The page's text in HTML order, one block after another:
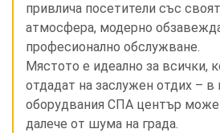
привлича посетители със
атмосфера, модерно
професионално обслужване.
Мястото е идеално за всички,
отдадат на заслужен отдих – в
оборудвания СПА център може
далече от шума на града.